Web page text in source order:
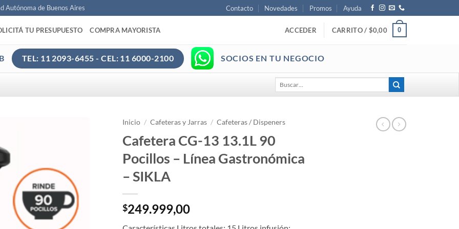
Autónoma de Buenos Aires Contacto Novedades Promos Ayuda
TU PRESUPUESTO COMPRA MAYORISTA ACCEDER CARRITO / $0,00 0
TEL: 11 2093-6455 - CEL: 11 6000-2100 SOCIOS EN TU NEGOCIO
por:
Inicio / Cafeteras y Jarras / Cafeteras / Dispeners
Cafetera CG-13 13.1L 90
Pocillos – Línea Gastronómica
– SIKLA
$249.999,00